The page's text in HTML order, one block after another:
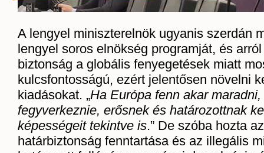
A lengyel miniszterelnök ugyanis szerdán
lengyel soros elnökség programját, és
biztonság a globális fenyegetések miatt
kulcsfontosságú, ezért jelentősen növelni
kiadásokat. „Ha Európa fenn akar
fegyverkeznie, erősnek és határozottnak
képességeit tekintve is.” De szóba hozta
határbiztonság fenntartása és az illegális